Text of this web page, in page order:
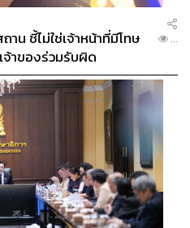
น ชี้ไม่ใช่เจ้าหน้าที่มีโทษ
าของร่วมรับผิด
...